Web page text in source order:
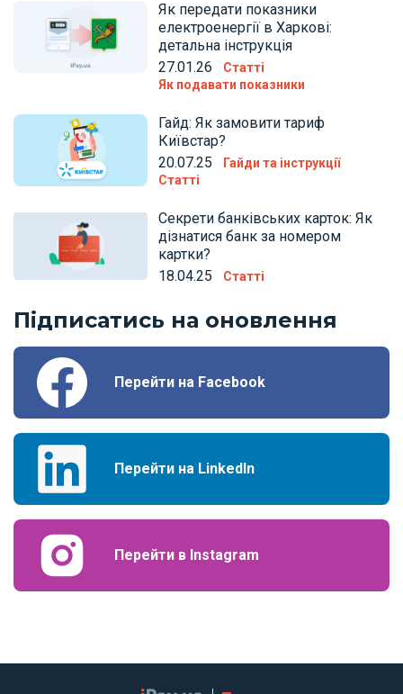
Як передати показники
електроенергії в Харкові:
детальна інструкція
27.01.26
Статті
Як подавати показники
Гайд: Як замовити тариф
Київстар?
20.07.25
Гайди та інструкції
Статті
Секрети банківських карток: Як
дізнатися банк за номером
картки?
18.04.25
Статті
Підписатись на оновлення
Перейти на Facebook
Перейти на LinkedIn
Перейти в Instagram